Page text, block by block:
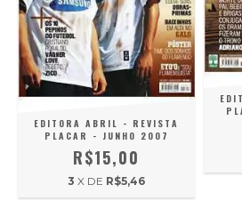
EDITORA ABRIL - REVISTA
PLACAR - JUNHO 2007
R$15,00
3 X DE R$5,46